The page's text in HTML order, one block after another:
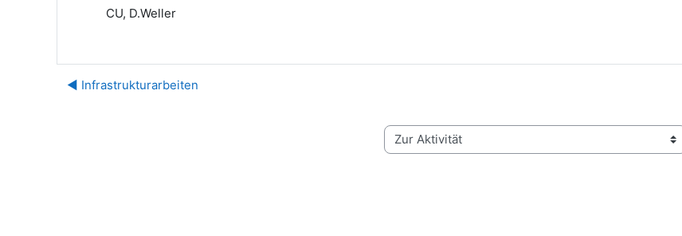
CU, D.Weller
◀︎ Infrastrukturarbeiten
Zur Aktivität